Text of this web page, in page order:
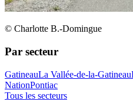
© Charlotte B.-Domingue
Par secteur
GatineauLa Vallée-de-la-Gatineau
NationPontiac
Tous les secteurs